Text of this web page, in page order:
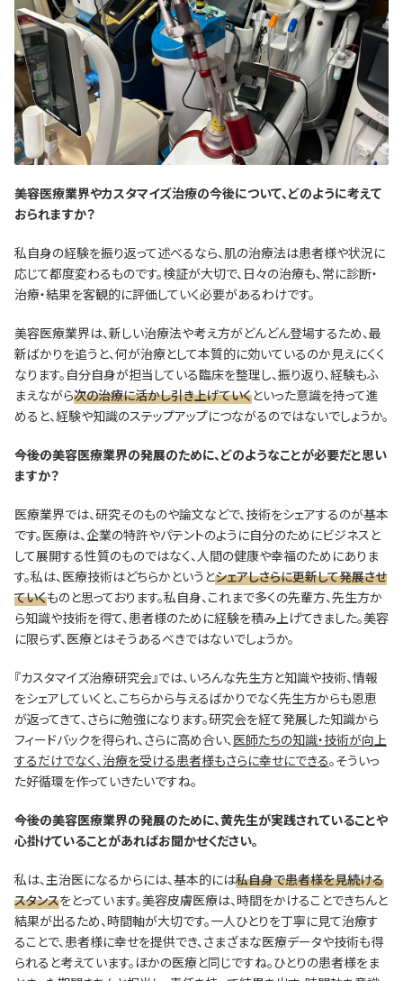
―――美容医療業界やカスタマイズ治療の今後について、どのように考えて
おられますか？
私自身の経験を振り返って述べるなら、肌の治療法は患者様や状況に
応じて都度変わるものです。検証が大切で、日々の治療も、常に診断・
治療・結果を客観的に評価していく必要があるわけです。
美容医療業界は、新しい治療法や考え方がどんどん登場するため、最
新ばかりを追うと、何が治療として本質的に効いているのか見えにくく
なります。自分自身が担当している臨床を整理し、振り返り、経験もふ
まえながら次の治療に活かし引き上げていくといった意識を持って進
めると、経験や知識のステップアップにつながるのではないでしょうか。
―――今後の美容医療業界の発展のために、どのようなことが必要だと思い
ますか？
医療業界では、研究そのものや論文などで、技術をシェアするのが基本
です。医療は、企業の特許やパテントのように自分のためにビジネスと
して展開する性質のものではなく、人間の健康や幸福のためにありま
す。私は、医療技術はどちらかというとシェアしさらに更新して発展させ
ていくものと思っております。私自身、これまで多くの先輩方、先生方か
ら知識や技術を得て、患者様のために経験を積み上げてきました。美容
に限らず、医療とはそうあるべきではないでしょうか。
『カスタマイズ治療研究会』では、いろんな先生方と知識や技術、情報
をシェアしていくと、こちらから与えるばかりでなく先生方からも恩恵
が返ってきて、さらに勉強になります。研究会を経て発展した知識から
フィードバックを得られ、さらに高め合い、医師たちの知識・技術が向上
するだけでなく、治療を受ける患者様もさらに幸せにできる。そういっ
た好循環を作っていきたいですね。
―――今後の美容医療業界の発展のために、黄先生が実践されていることや
心掛けていることがあればお聞かせください。
私は、主治医になるからには、基本的には私自身で患者様を見続ける
スタンスをとっています。美容皮膚医療は、時間をかけることできちんと
結果が出るため、時間軸が大切です。一人ひとりを丁寧に見て治療す
ることで、患者様に幸せを提供でき、さまざまな医療データや技術も得
られると考えています。ほかの医療と同じですね。ひとりの患者様をま